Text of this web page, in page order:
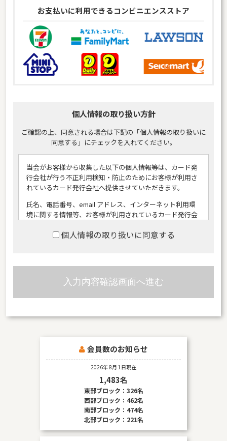
お支払いに利用できるコンビニエンスストア
個人情報の取り扱い方針
ご確認の上、同意される場合は下記の「個人情報の取り扱いに
同意する」にチェックを入れてください。
当会がお客様から収集した以下の個人情報等は、カード発
行会社が行う不正利用検知・防止のためにお客様が利用さ
れているカード発行会社へ提供させていただきます。
氏名、電話番号、email アドレス、インターネット利用環
境に関する情報等、お客様が利用されているカード発行会
する国に移転される場合があります。
してご提供することはできません。
提供先が所在する外国の名称
当該国の個人情報保護制度に関する情報
なお、個人情報保護委員会のホームページ
https://www.ppc.go.jp/）では、各国における個人情報
保護制度に関する情報について掲載されています。 お客様
が未成年の場合、親権者または後見人の承諾を得た上で、
本サービスを利用するものとします。
個人情報の取り扱いに同意する
会員数のお知らせ
2026年 8月 1日現在
1,483名
東部ブロック：326名
西部ブロック：462名
南部ブロック：474名
北部ブロック：221名